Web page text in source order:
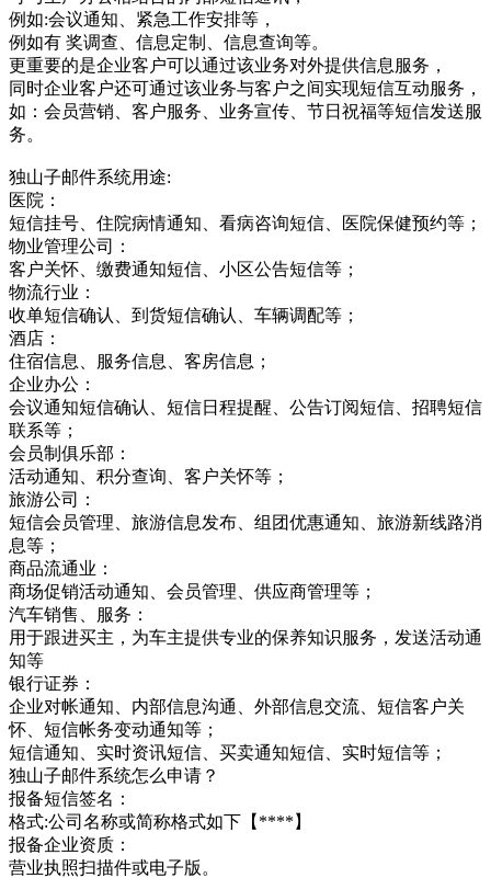
例如:会议通知、紧急工作安排等，
例如有 奖调查、信息定制、信息查询等。
更重要的是企业客户可以通过该业务对外提供信息服务，
同时企业客户还可通过该业务与客户之间实现短信互动服务，
如：会员营销、客户服务、业务宣传、节日祝福等短信发送服
务。
独山子邮件系统用途:
医院：
短信挂号、住院病情通知、看病咨询短信、医院保健预约等；
物业管理公司：
客户关怀、缴费通知短信、小区公告短信等；
物流行业：
收单短信确认、到货短信确认、车辆调配等；
酒店：
住宿信息、服务信息、客房信息；
企业办公：
会议通知短信确认、短信日程提醒、公告订阅短信、招聘短信
联系等；
会员制俱乐部：
活动通知、积分查询、客户关怀等；
旅游公司：
短信会员管理、旅游信息发布、组团优惠通知、旅游新线路消
息等；
商品流通业：
商场促销活动通知、会员管理、供应商管理等；
汽车销售、服务：
用于跟进买主，为车主提供专业的保养知识服务，发送活动通
知等
银行证券：
企业对帐通知、内部信息沟通、外部信息交流、短信客户关
怀、短信帐务变动通知等；
短信通知、实时资讯短信、买卖通知短信、实时短信等；
独山子邮件系统怎么申请？
报备短信签名：
格式:公司名称或简称格式如下【****】
报备企业资质：
营业执照扫描件或电子版。